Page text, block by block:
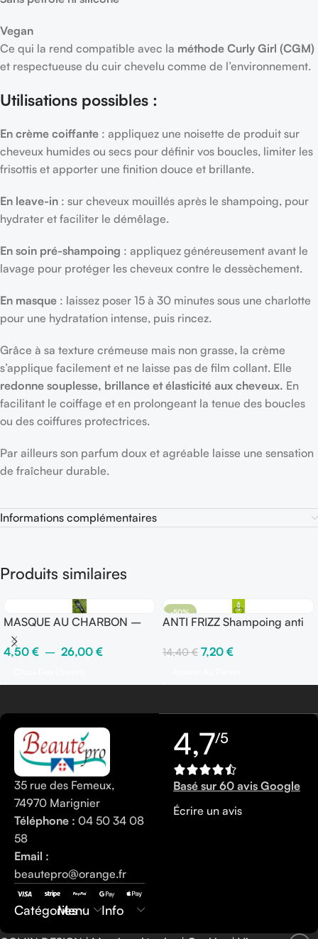
Vegan
Ce qui la rend compatible avec la méthode Curly Girl (CGM)
et respectueuse du cuir chevelu comme de l’environnement.
Utilisations possibles :
En crème coiffante : appliquez une noisette de produit sur
cheveux humides ou secs pour définir vos boucles, limiter les
frisottis et apporter une finition douce et brillante.
En leave-in : sur cheveux mouillés après le shampoing, pour
hydrater et faciliter le démêlage.
En soin pré-shampoing : appliquez généreusement avant le
lavage pour protéger les cheveux contre le dessèchement.
En masque : laissez poser 15 à 30 minutes sous une charlotte
pour une hydratation intense, puis rincez.
Grâce à sa texture crémeuse mais non grasse, la crème
s’applique facilement et ne laisse pas de film collant. Elle
redonne souplesse, brillance et élasticité aux cheveux. En
facilitant le coiffage et en prolongeant la tenue des boucles
ou des coiffures protectrices.
Par ailleurs son parfum doux et agréable laisse une sensation
de fraîcheur durable.
Informations complémentaires
Produits similaires
MASQUE AU CHARBON –
KARBON
4,50 € – 26,00 €
-50%
ANTI FRIZZ Shampoing anti
14,40€ 7,20 €
35 rue des Femeux,
74970 Marignier
Téléphone : 04 50 34 08
58
Email :
beautepro@orange.fr
Catégories
Menu Info
4,7/5
Basé sur 60 avis Google
Écrire un avis